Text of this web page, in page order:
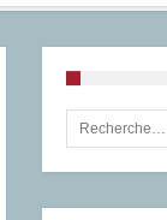
Rechercher :